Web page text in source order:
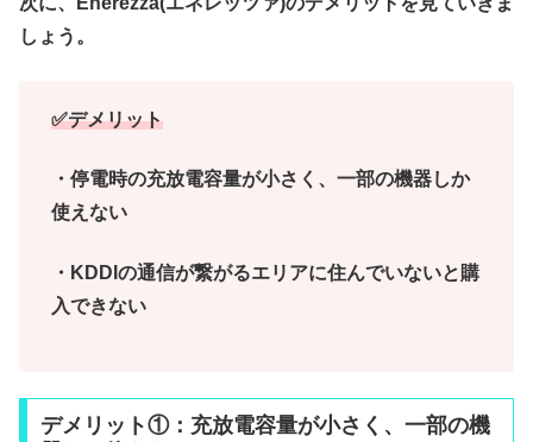
しょう。
✅デメリット
・停電時の充放電容量が小さく、一部の機器しか
使えない
・KDDIの通信が繋がるエリアに住んでいないと購
入できない
デメリット①：充放電容量が小さく、一部の機